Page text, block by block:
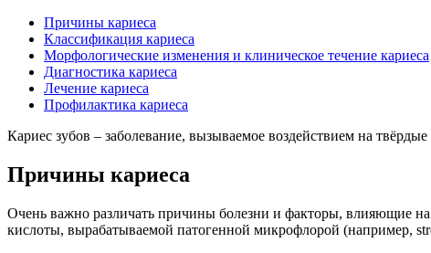
Причины кариеса
Классификация кариеса
Морфологические изменения и клиническое течение кариеса
Диагностика кариеса
Лечение кариеса
Профилактика кариеса
Кариес зубов – заболевание, вызываемое воздействием на
Причины кариеса
Очень важно различать причины болезни и факторы, влияющие
кислоты, вырабатываемой патогенной микрофлорой (например,